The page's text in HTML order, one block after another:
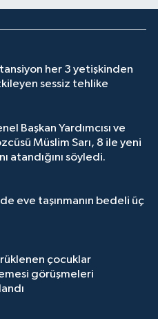
her 3 yetişkinden
sessiz tehlike
Başkan Yardımcısı ve
Müslim Sarı, 8 ile yeni
atandığını söyledi.
eve taşınmanın bedeli üç
çocuklar
görüşmeleri